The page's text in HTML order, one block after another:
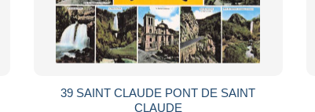
39 SAINT CLAUDE PONT DE SAINT
CLAUDE